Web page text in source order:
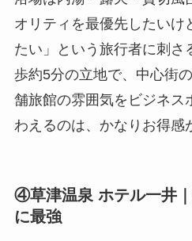
オリティを最優先したいけ
たい」という旅行者に刺さ
歩約5分の立地で、中心街
舗旅館の雰囲気をビジネス
わえるのは、かなりお得感
④草津温泉 ホテル一井
に最強